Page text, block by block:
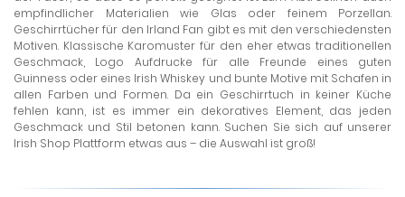
empfindlicher Materialien wie Glas oder feinem Porzellan.
Geschirrtücher für den Irland Fan gibt es mit den verschiedensten
Motiven. Klassische Karomuster für den eher etwas traditionellen
Geschmack, Logo Aufdrucke für alle Freunde eines guten
Guinness oder eines Irish Whiskey und bunte Motive mit Schafen in
allen Farben und Formen. Da ein Geschirrtuch in keiner Küche
fehlen kann, ist es immer ein dekoratives Element, das jeden
Geschmack und Stil betonen kann. Suchen Sie sich auf unserer
Irish Shop Plattform etwas aus – die Auswahl ist groß!